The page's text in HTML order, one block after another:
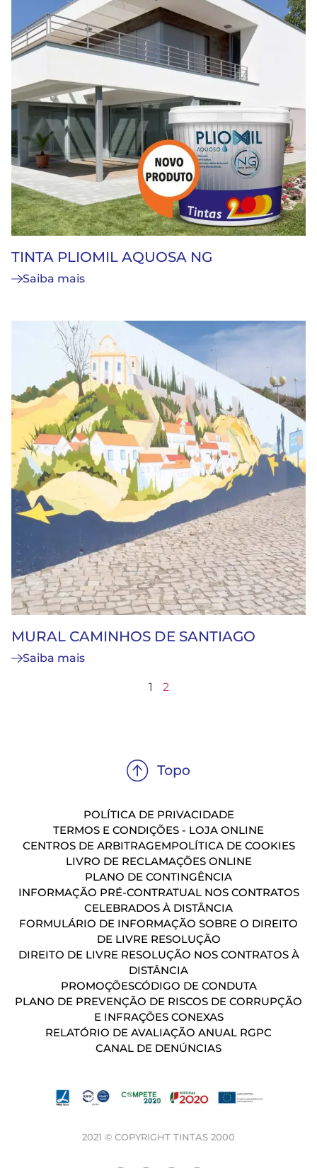
TINTA PLIOMIL AQUOSA NG
Saiba mais
MURAL CAMINHOS DE SANTIAGO
Saiba mais
1 2
POLÍTICA DE PRIVACIDADE
TERMOS E CONDIÇÕES - LOJA ONLINE
CENTROS DE ARBITRAGEMPOLÍTICA DE COOKIES
LIVRO DE RECLAMAÇÕES ONLINE
PLANO DE CONTINGÊNCIA
INFORMAÇÃO PRÉ-CONTRATUAL NOS CONTRATOS
CELEBRADOS À DISTÂNCIA
FORMULÁRIO DE INFORMAÇÃO SOBRE O DIREITO
DE LIVRE RESOLUÇÃO
DIREITO DE LIVRE RESOLUÇÃO NOS CONTRATOS À
DISTÂNCIA
PROMOÇÕESCÓDIGO DE CONDUTA
PLANO DE PREVENÇÃO DE RISCOS DE CORRUPÇÃO
E INFRAÇÕES CONEXAS
RELATÓRIO DE AVALIAÇÃO ANUAL RGPC
CANAL DE DENÚNCIAS
2021 © COPYRIGHT TINTAS 2000